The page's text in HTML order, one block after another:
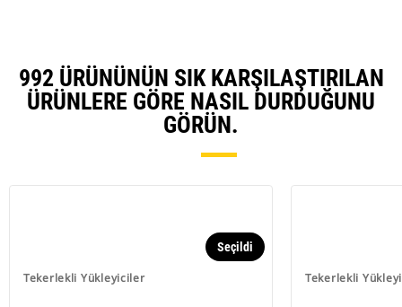
992 ÜRÜNÜNÜN SIK KARŞILAŞTIRILAN
ÜRÜNLERE GÖRE NASIL DURDUĞUNU
GÖRÜN.
Tekerlekli Yükleyiciler
Seçildi
Tekerlekli